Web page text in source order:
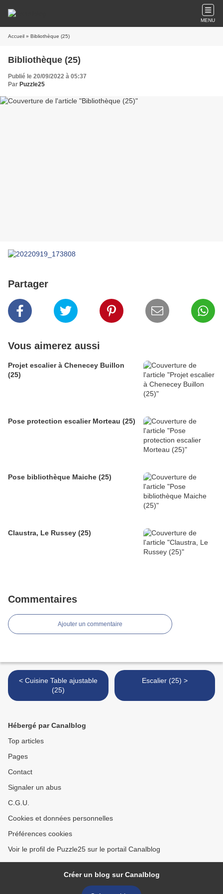
MENU
Accueil » Bibliothèque (25)
Bibliothèque (25)
Publié le 20/09/2022 à 05:37
Par Puzzle25
Partager
Vous aimerez aussi
Projet escalier à Chenecey Buillon
(25)
Pose protection escalier Morteau (25)
Pose bibliothèque Maiche (25)
Claustra, Le Russey (25)
Commentaires
Ajouter un commentaire
< Cuisine Table ajustable
(25)
Escalier (25) >
Hébergé par Canalblog
Top articles
Pages
Contact
Signaler un abus
C.G.U.
Cookies et données personnelles
Préférences cookies
Voir le profil de Puzzle25 sur le portail Canalblog
Créer un blog sur Canalblog